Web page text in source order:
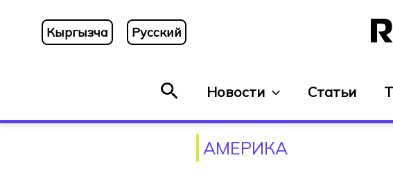
содержимому
Кыргызча Русский
ПоискНовости Статьи
АМЕРИКА